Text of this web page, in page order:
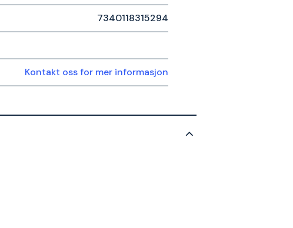
7340118315294
Kontakt oss for mer informasjon